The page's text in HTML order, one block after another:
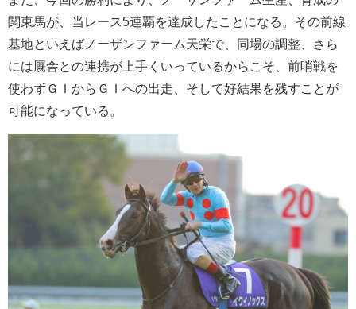
関東馬が、当レース5連覇を達成したことになる。その前線
基地といえばノーザンファーム天栄で、同場の調整、さら
には厩舎との連携が上手くいっているからこそ、前哨戦を
使わずＧＩからＧＩへの出走、そして好結果を残すことが
可能になっている。